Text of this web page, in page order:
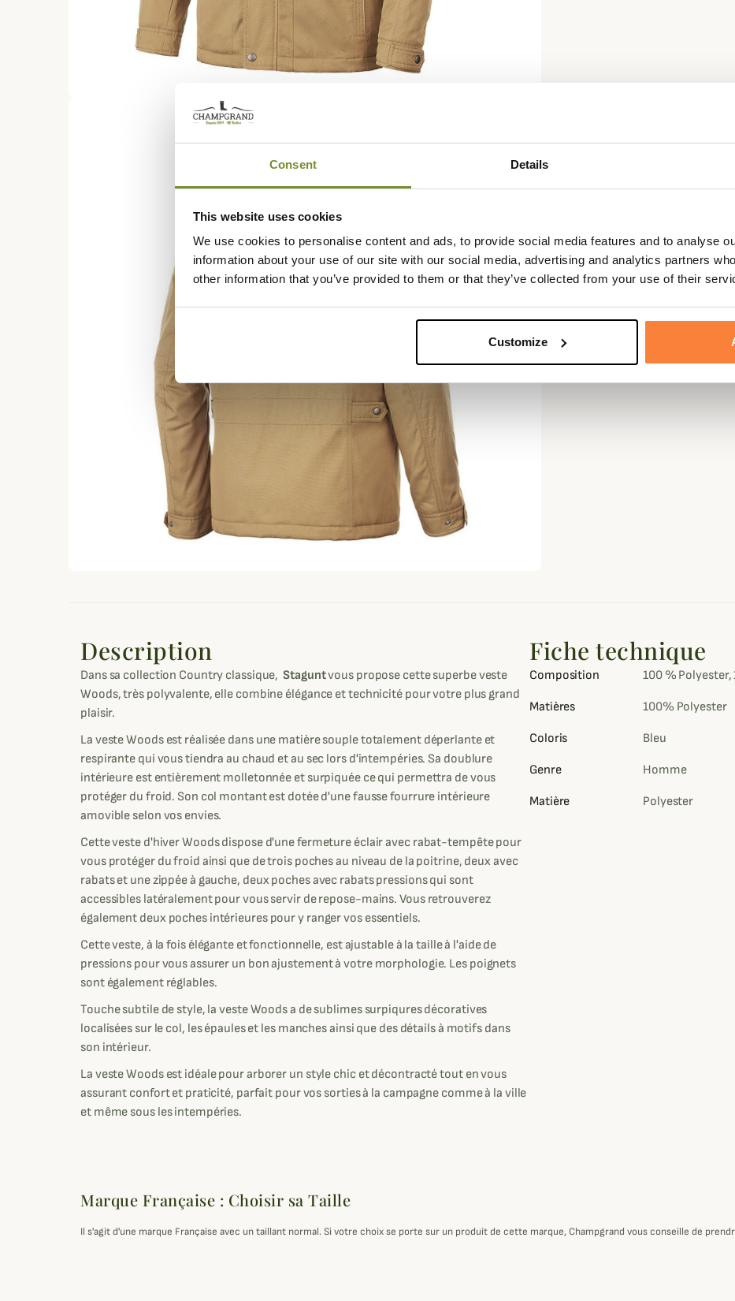
Consent Details
This website uses cookies
We use cookies to personalise content and ads, to provide social media features and to analyse
information about your use of our site with our social media, advertising and analytics partners
other information that you’ve provided to them or that they’ve collected from your use of their
Customize
Description
Dans sa collection Country classique,Staguntvous propose cette superbe veste
Woods, très polyvalente, elle combine élégance et technicité pour votre plus grand
plaisir.
La veste Woods est réalisée dans une matière souple totalement déperlante et
respirante qui vous tiendra au chaud et au sec lors d'intempéries. Sa doublure
intérieure est entièrement molletonnée et surpiquée ce qui permettra de vous
protéger du froid. Son col montant est dotée d'une fausse fourrure intérieure
amovible selon vos envies.
Cette veste d'hiver Woods dispose d'une fermeture éclair avec rabat-tempête pour
vous protéger du froid ainsi que de trois poches au niveau de la poitrine, deux avec
rabats et une zippée à gauche, deux poches avec rabats pressions qui sont
accessibles latéralement pour vous servir de repose-mains. Vous retrouverez
également deux poches intérieures pour y ranger vos essentiels.
Cette veste, à la fois élégante et fonctionnelle, est ajustable à la taille à l'aide de
pressions pour vous assurer un bon ajustement à votre morphologie. Les poignets
sont également réglables.
Touche subtile de style, la veste Woods a de sublimes surpiqures décoratives
localisées sur le col, les épaules et les manches ainsi que des détails à motifs dans
son intérieur.
La veste Woods est idéale pour arborer un style chic et décontracté tout en vous
assurant confort et praticité, parfait pour vos sorties à la campagne comme à la ville
et même sous les intempéries.
Fiche technique
Composition 100 %
Matières 100% Polyester
Coloris Bleu
Genre Homme
Matière Polyester
Marque Française : Choisir sa Taille
Il s'agit d'une marque Française avec un taillant normal. Si votre choix se porte sur un produit de cette marque, Champgrand vous conseille de